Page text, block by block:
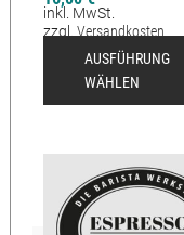
inkl. MwSt.
zzgl.Versandkosten
Lieferzeit:2-12 Tage
AUSFÜHRUNG
WÄHLEN